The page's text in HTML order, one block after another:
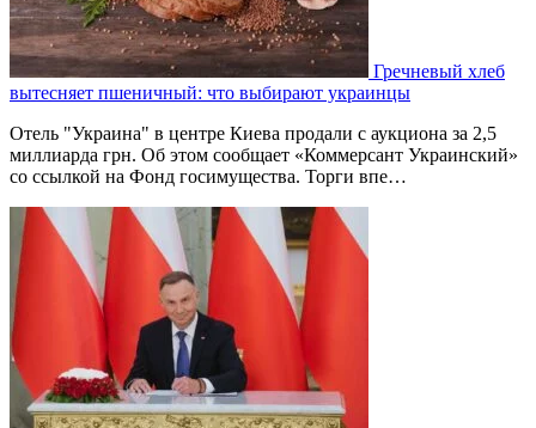
Гречневый хлеб
вытесняет пшеничный: что выбирают украинцы
Отель "Украина" в центре Киева продали с аукциона за 2,5
миллиарда грн. Об этом сообщает «Коммерсант Украинский»
со ссылкой на Фонд госимущества. Торги впе…